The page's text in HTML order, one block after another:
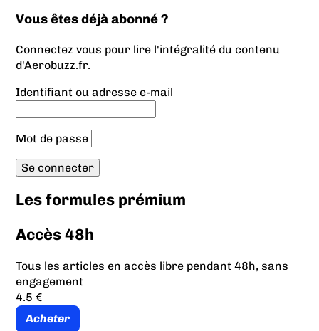
Vous êtes déjà abonné ?
Connectez vous pour lire l'intégralité du contenu
d'Aerobuzz.fr.
Identifiant ou adresse e-mail
Mot de passe
Les formules prémium
Accès 48h
Tous les articles en accès libre pendant 48h, sans
engagement
4.5 €
Acheter